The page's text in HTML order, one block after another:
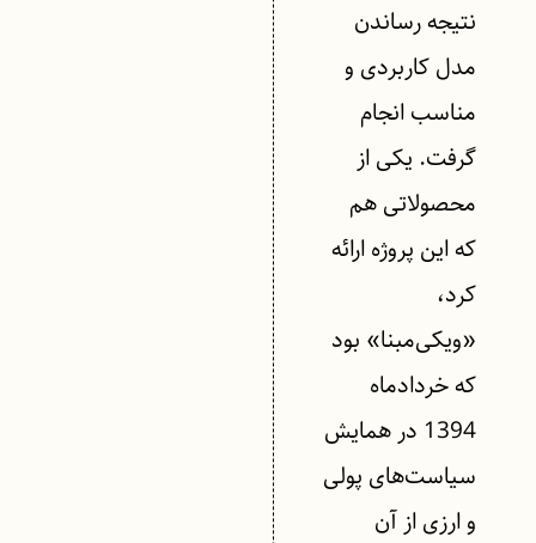
نتیجه رساندن
مدل کاربردی و
مناسب انجام
گرفت. یکی از
محصولاتی هم
که این پروژه ارائه
کرد،
«ویکی‌مبنا» بود
که خردادماه
1394 در همایش
سیاست‌های پولی
و ارزی از آن